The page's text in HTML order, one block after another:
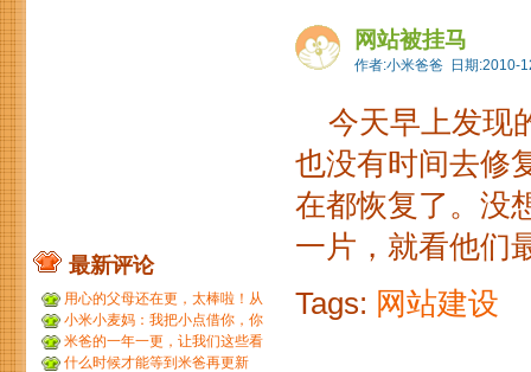
网站被挂马
作者:小米爸爸 日期:2010-
今天早上发现
也没有时间去修
在都恢复了。没
一片，就看他们
Tags: 网站建设
最新评论
用心的父母还在更，太棒啦！从
小米到小麦，好温暖 ...
小米小麦妈：我把小点借你，你
那裙子借我们，呵呵呵。...
米爸的一年一更，让我们这些看
友等的好久，小米都长得...
什么时候才能等到米爸再更新